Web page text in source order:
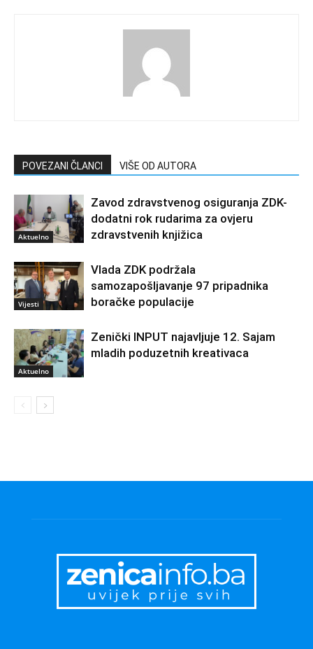
POVEZANI ČLANCI VIŠE OD AUTORA
Aktuelno
Zavod zdravstvenog osiguranja ZDK-
dodatni rok rudarima za ovjeru
zdravstvenih knjižica
Vijesti
Vlada ZDK podržala
samozapošljavanje 97 pripadnika
boračke populacije
Aktuelno
Zenički INPUT najavljuje 12. Sajam
mladih poduzetnih kreativaca